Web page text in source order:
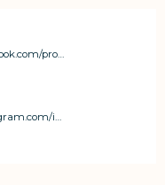
https://www.facebook.com/profile.php?id=61564743704032&mibextid=wwXIfr&mibextid=wwXIfr
https://www.instagram.com/innanascr?igsh=bmpudDgzcGp0a2U2